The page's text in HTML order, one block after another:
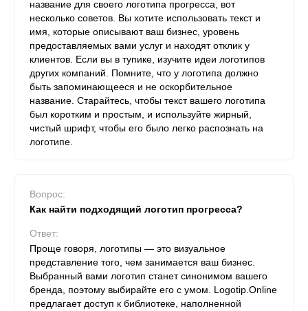
название для своего логотипа прогресса, вот
несколько советов. Вы хотите использовать текст и
имя, которые описывают ваш бизнес, уровень
предоставляемых вами услуг и находят отклик у
клиентов. Если вы в тупике, изучите идеи логотипов
других компаний. Помните, что у логотипа должно
быть запоминающееся и не оскорбительное
название. Старайтесь, чтобы текст вашего логотипа
был коротким и простым, и используйте жирный,
чистый шрифт, чтобы его было легко распознать на
логотипе.
Вопрос:
Как найти подходящий логотип прогресса?
Ответ:
Проще говоря, логотипы — это визуальное
представление того, чем занимается ваш бизнес.
Выбранный вами логотип станет синонимом вашего
бренда, поэтому выбирайте его с умом. Logotip.Online
предлагает доступ к библиотеке, наполненной